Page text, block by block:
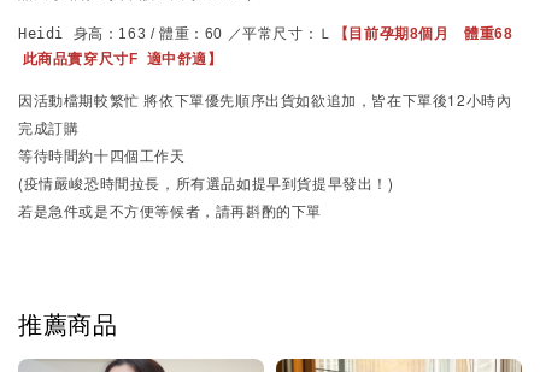
Heidi 身高：163 / 體重：60 ／平常尺寸：Ｌ
【目前孕期8個月　體重68
此商品實穿尺寸F 適中舒適 】
因活動檔期較繁忙將依下單優先順序出貨如欲追加，皆在下單後12小時內
完成訂購
等待時間約十四個工作天
(疫情嚴峻恐時間拉長，所有選品如提早到貨提早發出！)
若是急件或是不方便等候者，請再斟酌的下單
推薦商品